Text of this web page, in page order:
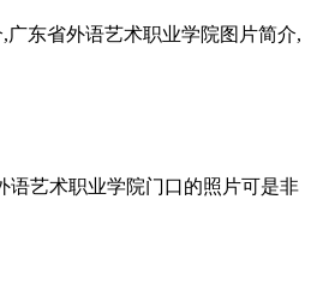
东省外语艺术职业学院图片简介,
语艺术职业学院门口的照片可是非